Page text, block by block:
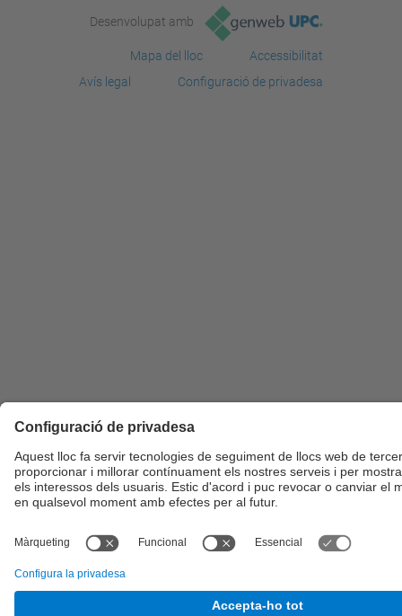
Desenvolupat amb
Mapa del lloc
Accessibilitat
Avís legal
Configuració de privadesa